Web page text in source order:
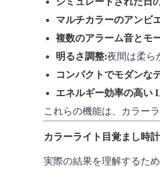
マルチカラーのアンビ
複数のアラーム音とモ
明るさ調整:夜間は柔ら
コンパクトでモダンな
エネルギー効率の高い
これらの機能は、カラー
カラーライト目覚まし時
実際の結果を理解するた